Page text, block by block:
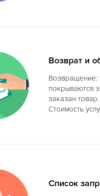
Возврат и
Возвращение:
покрываются
заказан
Стоимость
Список